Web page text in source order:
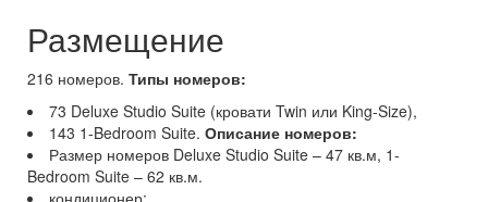
Размещение
216 номеров. Типы номеров:
73 Deluxe Studio Suite (кровати Twin или King-Size),
143 1-Bedroom Suite. Описание номеров:
Размер номеров Deluxe Studio Suite – 47 кв.м, 1-
Bedroom Suite – 62 кв.м.
кондиционер;